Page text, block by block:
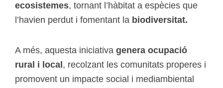
ecosistemes, tornant l’hàbitat a espècies que
l’havien perdut i fomentant la biodiversitat.
A més, aquesta iniciativa genera ocupació
rural i local , recolzant les comunitats properes i
promovent un impacte social i mediambiental